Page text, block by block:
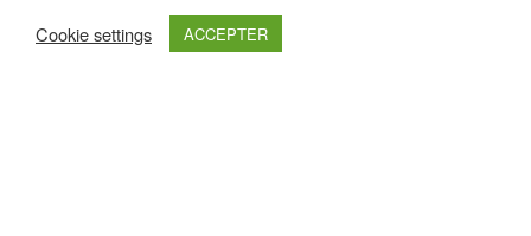
Cookie settings
ACCEPTER